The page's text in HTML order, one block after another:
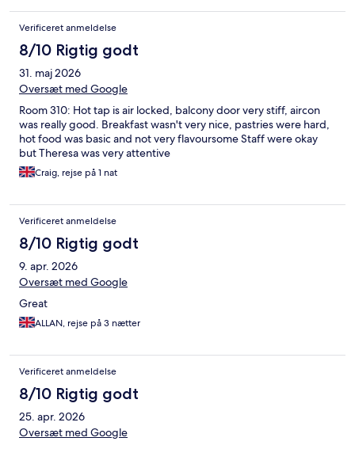
should i be surrounded by smokers and vapor's.
Verificeret anmeldelse
8/10 Rigtig godt
31. maj 2026
Oversæt med Google
Room 310: Hot tap is air locked, balcony door very stiff, aircon
was really good. Breakfast wasn't very nice, pastries were hard,
hot food was basic and not very flavoursome Staff were okay
but Theresa was very attentive
Craig, rejse på 1 nat
Verificeret anmeldelse
8/10 Rigtig godt
9. apr. 2026
Oversæt med Google
Great
ALLAN, rejse på 3 nætter
Verificeret anmeldelse
8/10 Rigtig godt
25. apr. 2026
Oversæt med Google